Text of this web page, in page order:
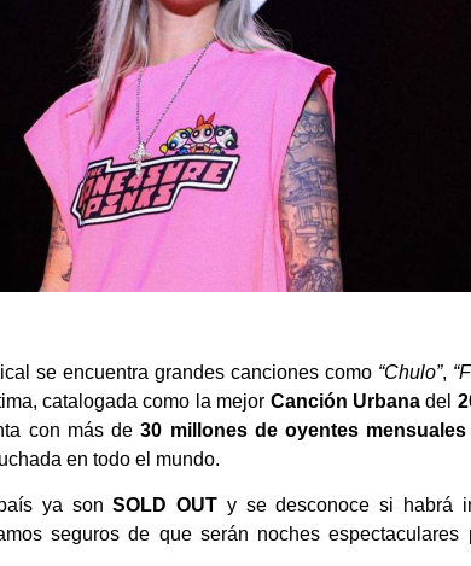
se encuentra grandes canciones como “Chulo”, “
catalogada como la mejor Canción Urbana del
con más de30 millones de oyentes mensuales
en todo el mundo.
ya sonSOLD OUT y se desconoce si habrá
seguros de que serán noches espectaculares